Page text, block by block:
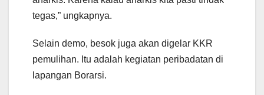
tegas,” ungkapnya.
Selain demo, besok juga akan digelar KKR
pemulihan. Itu adalah kegiatan peribadatan di
lapangan Borarsi.